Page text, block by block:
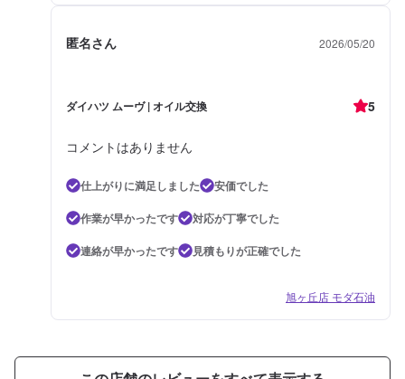
匿名さん 2026/05/20
ダイハツ ムーヴ | オイル交換 5
コメントはありません
仕上がりに満足しました
安価でした
作業が早かったです
対応が丁寧でした
連絡が早かったです
見積もりが正確でした
旭ヶ丘店 モダ石油